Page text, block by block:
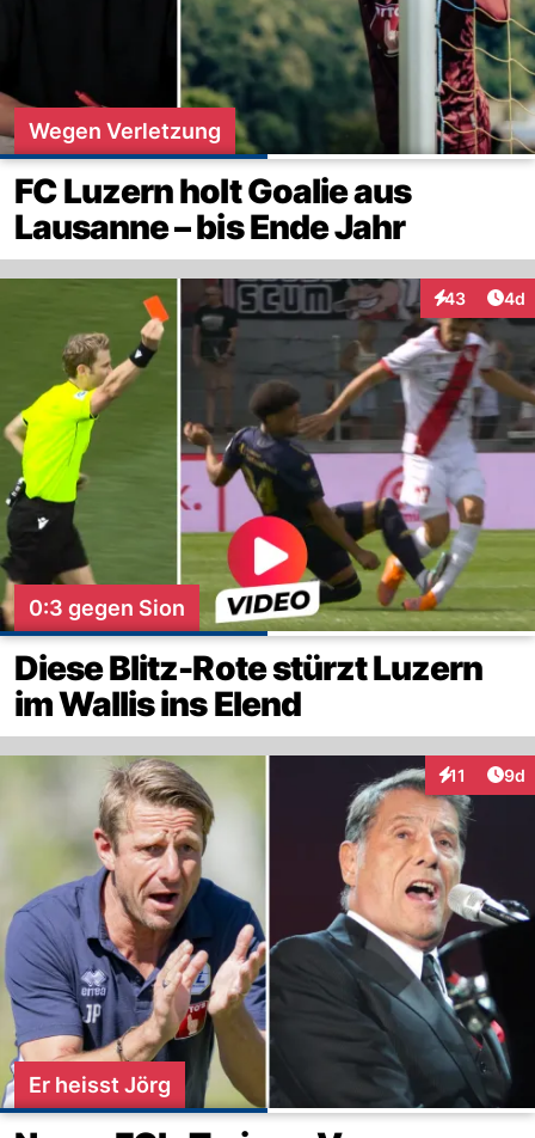
Wegen Verletzung
FC Luzern holt Goalie aus
Lausanne – bis Ende Jahr
43
Interaktionen
4d
0:3 gegen Sion
Diese Blitz-Rote stürzt Luzern
im Wallis ins Elend
11 9d
Er heisst Jörg